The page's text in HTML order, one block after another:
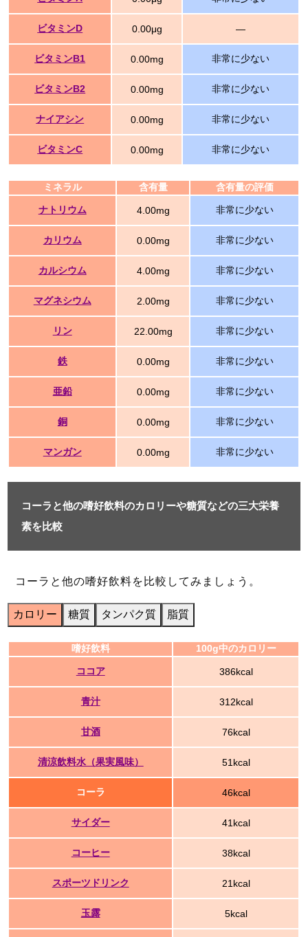
ビタミンD 0.00μg ―
ビタミンB1 0.00mg 非常に少ない
ビタミンB2 0.00mg 非常に少ない
ナイアシン 0.00mg 非常に少ない
ビタミンC 0.00mg 非常に少ない
ミネラル 含有量 含有量の評価
ナトリウム 4.00mg 非常に少ない
カリウム 0.00mg 非常に少ない
カルシウム 4.00mg 非常に少ない
マグネシウム 2.00mg 非常に少ない
リン 22.00mg 非常に少ない
鉄 0.00mg 非常に少ない
亜鉛 0.00mg 非常に少ない
銅 0.00mg 非常に少ない
マンガン 0.00mg 非常に少ない
コーラと他の嗜好飲料のカロリーや糖質などの三大栄養
素を比較
コーラと他の嗜好飲料を比較してみましょう。
カロリー 糖質 タンパク質 脂質
嗜好飲料 100g中のカロリー
ココア 386kcal
青汁 312kcal
甘酒 76kcal
清涼飲料水（果実風味） 51kcal
コーラ 46kcal
サイダー 41kcal
コーヒー 38kcal
スポーツドリンク 21kcal
玉露 5kcal